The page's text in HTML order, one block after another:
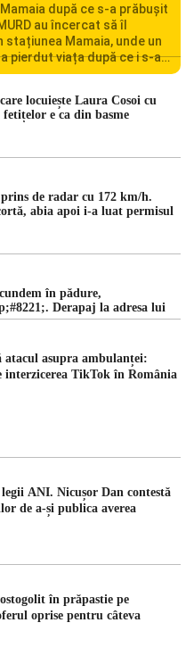
după ce s-a prăbușit
au încercat să îl
Mamaia, unde un
pierdut viața după ce i s-a
locuiește Laura Cosoi cu
e ca din basme
de radar cu 172 km/h.
abia apoi i-a luat permisul
în pădure,
Derapaj la adresa lui
atacul asupra ambulanței:
interzicerea TikTok în România
ANI. Nicușor Dan contestă
de a-și publica averea
în prăpastie pe
oprise pentru câteva